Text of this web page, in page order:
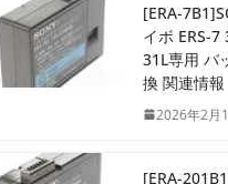
[ERA-
イボ ERS-
31L専用 バ
換 関連情報
2026年2月
[ERA-